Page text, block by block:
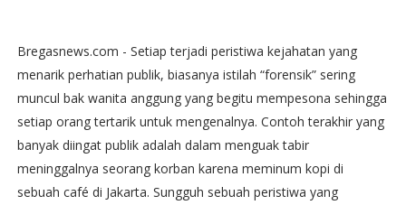
Bregasnews.com - Setiap terjadi peristiwa kejahatan yang
menarik perhatian publik, biasanya istilah “forensik” sering
muncul bak wanita anggung yang begitu mempesona sehingga
setiap orang tertarik untuk mengenalnya. Contoh terakhir yang
banyak diingat publik adalah dalam menguak tabir
meninggalnya seorang korban karena meminum kopi di
sebuah café di Jakarta. Sungguh sebuah peristiwa yang